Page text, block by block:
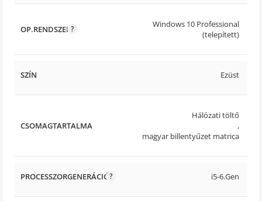
OP.RENDSZER
Windows 10 Professional
(telepített)
SZÍN Ezüst
CSOMAGTARTALMA
Hálózati töltő
,
magyar billentyűzet matrica
PROCESSZORGENERÁCIÓ i5-6.Gen